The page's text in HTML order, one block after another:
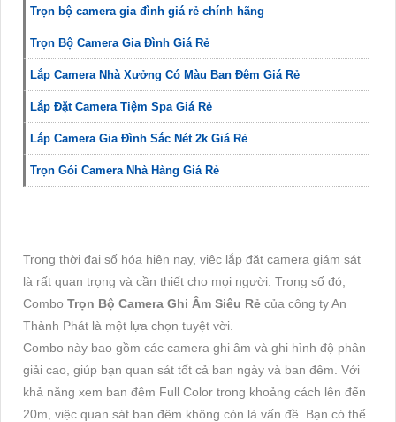
Trọn bộ camera gia đình giá rẻ chính hãng
Trọn Bộ Camera Gia Đình Giá Rẻ
Lắp Camera Nhà Xưởng Có Màu Ban Đêm Giá Rẻ
Lắp Đặt Camera Tiệm Spa Giá Rẻ
Lắp Camera Gia Đình Sắc Nét 2k Giá Rẻ
Trọn Gói Camera Nhà Hàng Giá Rẻ
Trong thời đại số hóa hiện nay, việc lắp đặt camera giám sát
là rất quan trọng và cần thiết cho mọi người. Trong số đó,
Combo Trọn Bộ Camera Ghi Âm Siêu Rẻ của công ty An
Thành Phát là một lựa chọn tuyệt vời.
Combo này bao gồm các camera ghi âm và ghi hình độ phân
giải cao, giúp bạn quan sát tốt cả ban ngày và ban đêm. Với
khả năng xem ban đêm Full Color trong khoảng cách lên đến
20m, việc quan sát ban đêm không còn là vấn đề. Bạn có thể